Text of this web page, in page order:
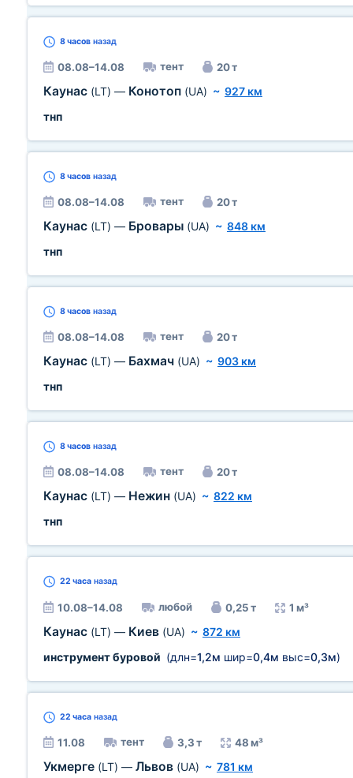
8 часов назад
08.08–14.08 тент 20 т
Каунас (LT) — Конотоп (UA) ~ 927 км
тнп
8 часов назад
08.08–14.08 тент 20 т
Каунас (LT) — Бровары (UA) ~ 848 км
тнп
8 часов назад
08.08–14.08 тент 20 т
Каунас (LT) — Бахмач (UA) ~ 903 км
тнп
8 часов назад
08.08–14.08 тент 20 т
Каунас (LT) — Нежин (UA) ~ 822 км
тнп
22 часа назад
10.08–14.08 любой 0,25 т 1 м³
Каунас (LT) — Киев (UA) ~ 872 км
инструмент буровой (длн=1,2м шир=0,4м выс=0,3м)
22 часа назад
11.08 тент 3,3 т 48 м³
Укмерге (LT) — Львов (UA) ~ 781 км